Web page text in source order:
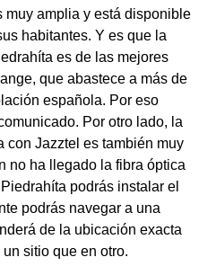
muy amplia y está disponible
habitantes. Y es que la
es de las mejores
que abastece a más de
española. Por eso
Por otro lado, la
con Jazztel es también muy
no ha llegado la fibra óptica
podrás instalar el
podrás navegar a una
de la ubicación exacta
sitio que en otro.